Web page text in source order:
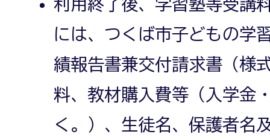
利用終了後、学習塾等受講
には、つくば市子どもの学
績報告書兼交付請求書（様
料、教材購入費等（入学金
く。）、生徒名、保護者名